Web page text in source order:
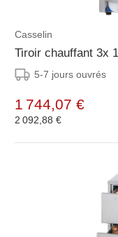
Casselin
Tiroir chauffant 3x
5-7 jours ouvrés
1 744,07 €
2 092,88 €